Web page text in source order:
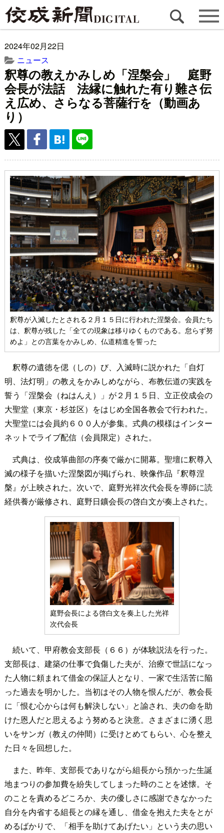
2024年02月22日
ニュース
釈尊の教えかみしめ「涅槃会」 庭野
会長が法話 法縁に触れた有り難さ伝
え広め、さらなる菩薩行を（動画あ
り）
釈尊が入滅したとされる２月１５日に行われた涅槃会。会員たち
は、釈尊が残した「全ての現象は移りゆくものである。怠らず努
めよ」との言葉をかみしめ、仏道精進を誓った
釈尊の遺徳を偲（しの）び、入滅時に説かれた「自灯
明、法灯明」の教えをかみしめながら、布教伝道の実践を
誓う「涅槃会（ねはんえ）」が２月１５日、立正佼成会の
大聖堂（東京・杉並区）をはじめ全国各教会で行われた。
大聖堂には会員約６００人が参集。式典の模様はインター
ネットでライブ配信（会員限定）された。
式典は、佼成箏曲部の序奏で厳かに開幕。聖壇に釈尊入
滅の様子を描いた涅槃図が掲げられ、映像作品『釈尊涅
槃』が上映された。次いで、庭野光祥次代会長を導師に読
経供養が厳修され、庭野日鑛会長の啓白文が奏上された。
庭野会長による啓白文を奏上した光祥
次代会長
続いて、甲府教会支部長（６６）が体験説法を行った。
支部長は、建築の仕事で負傷した夫が、治療で世話になっ
た人物に頼まれて借金の保証人となり、一家で生活苦に陥
った過去を明かした。当初はその人物を恨んだが、教会長
に「恨む心からは何も解決しない」と諭され、夫の命を助
けた恩人だと思えるよう努めると決意。さまざまに湧く思
いをサンガ（教えの仲間）に受けとめてもらい、心を整え
た日々を回想した。
また、昨年、支部長でありながら組長から預かった生誕
地まつりの参加費を紛失してしまった時のことを述懐。そ
のことを責めるどころか、夫の優しさに感謝できなかった
自分を内省する組長との縁を通し、借金を抱えた夫をとが
めるばかりで、「相手を助けてあげたい」という夫の思い